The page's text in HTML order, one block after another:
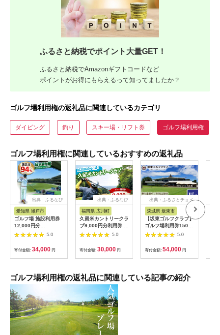
ふるさと納税でポイント大量GET！
ふるさと納税でAmazonギフトコードなど
ポイントがお得にもらえるって知ってましたか？
ゴルフ場利用権の返礼品に関連しているカテゴリ
ダイビング 釣り スキー場・リフト券 ゴルフ場利用権
ゴルフ場利用権に関連しているおすすめの返礼品
出典：ふるなび
愛知県 瀬戸市
ゴルフ場 施設利用券
12,000円分
[BBEC002]ゴルフ倶
楽部大樹 瀬戸店
5.0
寄付金額: 34,000 円
出典：ふるなび
福岡県 広川町
久留米カントリークラ
ブ9,000円分利用券 /
ゴルフ[AFAD007]
5.0
寄付金額: 30,000 円
出典：ふるさとチョイ
茨城県 坂東市
【坂東ゴルフクラブ】
ゴルフ場利用券15000
円分（寄付金額の3割
相当額分） ／ ゴルフ
プレー 都心から1時間
利用券 ゴルフ場 チケ
ット 茨城 ゴルフ 予約
立地 ゴルフラウンド
アウトドア スポーツ
5.0
寄付金額: 54,000 円
ゴルフ場利用権の返礼品に関連している記事の紹介